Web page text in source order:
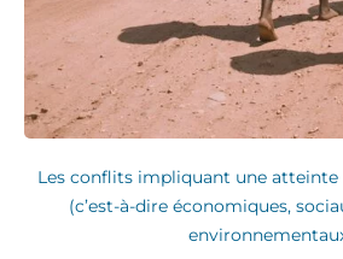
Les conflits impliquant une
(c’est-à-dire économiques,